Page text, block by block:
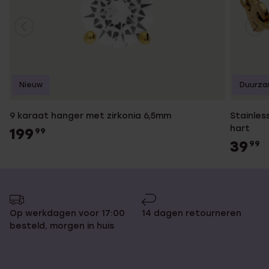
9 karaat hanger met zirkonia 6,5mm
199 99
Nieuw
hart
39 99
Op werkdagen voor 17:00
besteld, morgen in huis
14 dagen retourneren